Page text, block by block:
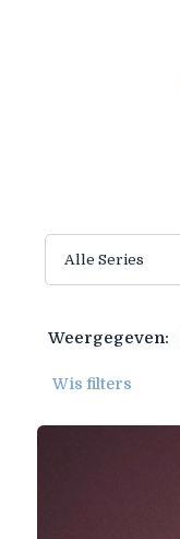
Weergegeven:
Wis filters